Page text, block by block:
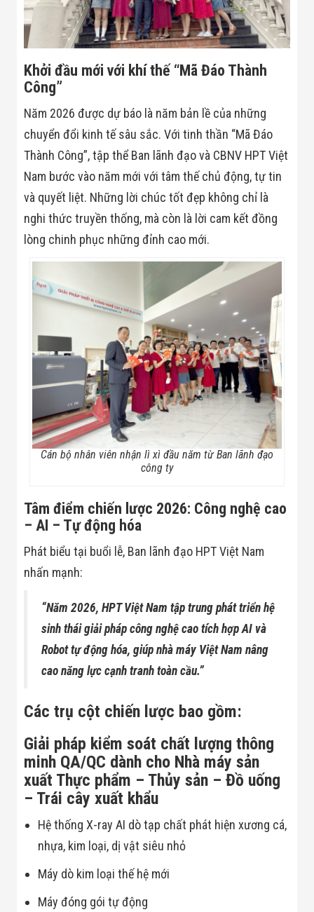
THIẾT BỊ AN
NINH
Camera Thông
Minh
Cổng Từ Siêu
Thị
Máy Dò Tìm
Thuốc Nổ
Phòng Chống
Khủng Bố
Thân Nhiệt
THIẾT BỊ
DỤNG
Màn Hình
Tương Tác
Thiết Bị Chống
Ghi Âm
Máy X-Ray
Thực Phẩm
Máy Dò Kim
Loại Công
Nghiệp
Thiết Bị Công
Nghệ Cao
Ống Nhòm
Chuyên Dụng
Đo Lực - Sức
Căng - Sức
Khuyết Tật
Máy Kiểm Tra
Máy Kiểm Tra
Flycam
Robot Tự Hành
Robot AI
THIẾT BỊ KIỂM
SOÁT RA VÀO
Lý (X-Ray)
Tự Động
Nhận Diện
Khuôn Mặt
Hệ Thống Điện
Ngành
Thiết Bị Ngành
Khởi đầu mới với khí thế “Mã Đáo Thành
Công”
Năm 2026 được dự báo là năm bản lề của những
chuyển đổi kinh tế sâu sắc. Với tinh thần “Mã Đáo
Thành Công”, tập thể Ban lãnh đạo và CBNV HPT Việt
Nam bước vào năm mới với tâm thế chủ động, tự tin
và quyết liệt. Những lời chúc tốt đẹp không chỉ là
nghi thức truyền thống, mà còn là lời cam kết đồng
lòng chinh phục những đỉnh cao mới.
Cán bộ nhân viên nhận lì xì đầu năm từ Ban lãnh đạo
công ty
Tâm điểm chiến lược 2026: Công nghệ cao
– AI – Tự động hóa
Phát biểu tại buổi lễ, Ban lãnh đạo HPT Việt Nam
nhấn mạnh:
“Năm 2026, HPT Việt Nam tập trung phát triển hệ
sinh thái giải pháp công nghệ cao tích hợp AI và
Robot tự động hóa, giúp nhà máy Việt Nam nâng
cao năng lực cạnh tranh toàn cầu.”
Các trụ cột chiến lược bao gồm:
Giải pháp kiểm soát chất lượng thông
minh QA/QC dành cho Nhà máy sản
xuất Thực phẩm – Thủy sản – Đồ uống
– Trái cây xuất khẩu
Hệ thống X-ray AI dò tạp chất phát hiện xương cá,
nhựa, kim loại, dị vật siêu nhỏ
Máy dò kim loại thế hệ mới
Máy đóng gói tự động